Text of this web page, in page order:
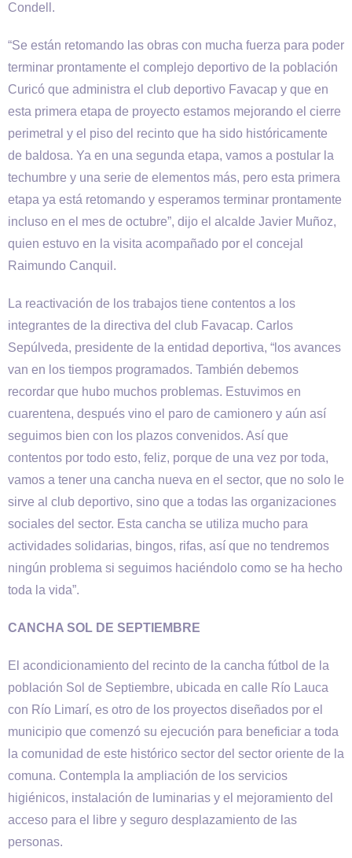
Condell.
“Se están retomando las obras con mucha fuerza para poder
terminar prontamente el complejo deportivo de la población
Curicó que administra el club deportivo Favacap y que en
esta primera etapa de proyecto estamos mejorando el cierre
perimetral y el piso del recinto que ha sido históricamente
de baldosa. Ya en una segunda etapa, vamos a postular la
techumbre y una serie de elementos más, pero esta primera
etapa ya está retomando y esperamos terminar prontamente
incluso en el mes de octubre”, dijo el alcalde Javier Muñoz,
quien estuvo en la visita acompañado por el concejal
Raimundo Canquil.
La reactivación de los trabajos tiene contentos a los
integrantes de la directiva del club Favacap. Carlos
Sepúlveda, presidente de la entidad deportiva, “los avances
van en los tiempos programados. También debemos
recordar que hubo muchos problemas. Estuvimos en
cuarentena, después vino el paro de camionero y aún así
seguimos bien con los plazos convenidos. Así que
contentos por todo esto, feliz, porque de una vez por toda,
vamos a tener una cancha nueva en el sector, que no solo le
sirve al club deportivo, sino que a todas las organizaciones
sociales del sector. Esta cancha se utiliza mucho para
actividades solidarias, bingos, rifas, así que no tendremos
ningún problema si seguimos haciéndolo como se ha hecho
toda la vida”.
CANCHA SOL DE SEPTIEMBRE
El acondicionamiento del recinto de la cancha fútbol de la
población Sol de Septiembre, ubicada en calle Río Lauca
con Río Limarí, es otro de los proyectos diseñados por el
municipio que comenzó su ejecución para beneficiar a toda
la comunidad de este histórico sector del sector oriente de la
comuna. Contempla la ampliación de los servicios
higiénicos, instalación de luminarias y el mejoramiento del
acceso para el libre y seguro desplazamiento de las
personas.